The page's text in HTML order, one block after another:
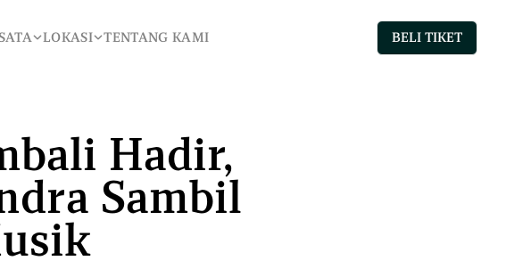
LOKASI TENTANG KAMI BELI TIKET
Hadir,
Sambil